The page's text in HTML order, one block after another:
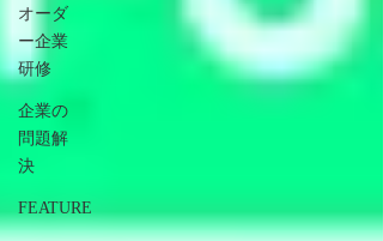
オーダ
ー企業
研修
企業の
問題解
決
FEATURE